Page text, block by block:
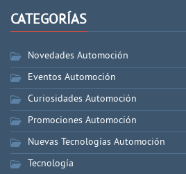
CATEGORÍAS
Novedades Automoción
Eventos Automoción
Curiosidades Automoción
Promociones Automoción
Nuevas Tecnologías Automoción
Tecnología